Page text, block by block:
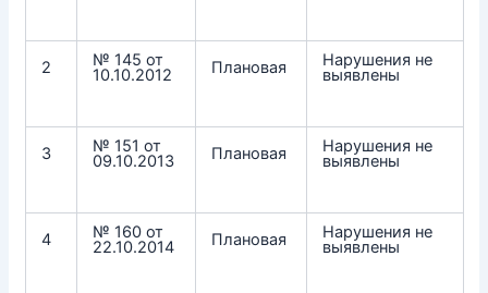
2 № 145 от
10.10.2012 Плановая Нарушения не
выявлены
3 № 151 от
09.10.2013 Плановая Нарушения не
выявлены
4 № 160 от
22.10.2014 Плановая Нарушения не
выявлены